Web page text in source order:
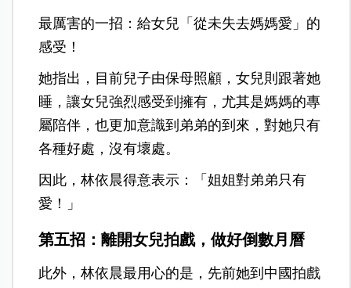
最厲害的一招：給女兒「從未失去媽媽愛」的
感受！
她指出，目前兒子由保母照顧，女兒則跟著她
睡，讓女兒強烈感受到擁有，尤其是媽媽的專
屬陪伴，也更加意識到弟弟的到來，對她只有
各種好處，沒有壞處。
因此，林依晨得意表示：「姐姐對弟弟只有
愛！」
第五招：離開女兒拍戲，做好倒數月曆
此外，林依晨最用心的是，先前她到中國拍戲